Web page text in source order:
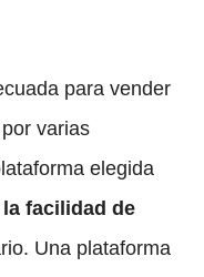
para vender
varias
elegida
la facilidad de
Una plataforma